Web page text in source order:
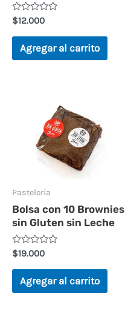
Valorado
en
0
$12.000
Agregar al carrito
Pastelería
Bolsa con 10 Brownies
sin Gluten sin Leche
Valorado
en
0
$19.000
Agregar al carrito